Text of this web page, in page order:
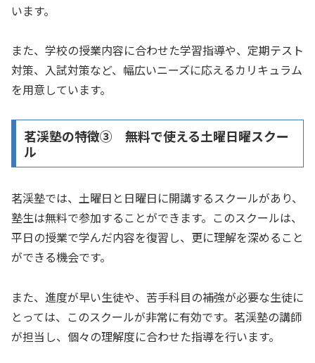
います。
また、学校の授業内容に合わせた学習指導や、定期テスト
対策、入試対策など、幅広いニーズに応えるカリキュラム
を用意しています。
茗渓塾の特徴③ 無料で使える土曜日曜スクー
ル
茗渓塾では、土曜日と日曜日に開講するスクールがあり、
塾生は無料で参加することができます。このスクールは、
平日の授業で学んだ内容を復習し、更に理解を深めること
ができる機会です。
また、進度が早い生徒や、苦手科目の補強が必要な生徒に
とっては、このスクールが非常に有効です。茗渓塾の講師
が担当し、個々の理解度に合わせた指導を行います。